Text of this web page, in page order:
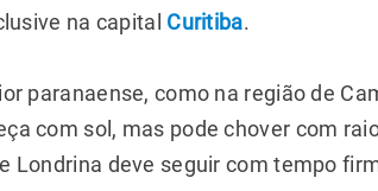
na capital Curitiba.
paranaense, como na região de
com sol, mas pode chover com
Londrina deve seguir com tempo